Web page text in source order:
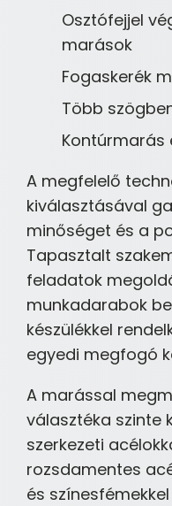
Osztófejjel
marások
Fogaskerék
Több
Kontúrmarás
A megfelelő
kiválasztásával
minőséget és a
Tapasztalt
feladatok
munkadarabok
készülékkel
egyedi megfogó
A marással
választéka szinte
szerkezeti
rozsdamentes
és